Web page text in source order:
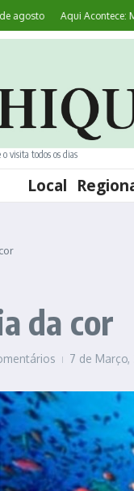
Aqui Acontece:
o visita todos os dias
Local
da cor
7 de Março,